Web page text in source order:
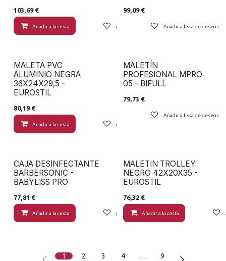
103,69€
Añadir a la cesta Añadir a lista de deseos
99,09€
Añadir a lista de deseos
MALETA PVC
ALUMINIO NEGRA
36X24X29,5 -
EUROSTIL
80,19€
Añadir a la cesta Añadir a lista de deseos
MALETÍN
PROFESIONAL MPRO
05 - BIFULL
79,73 €
Añadir a lista de deseos
CAJA DESINFECTANTE
BARBERSONIC -
BABYLISS PRO
77,81 €
Añadir a la cesta Añadir a lista de deseos
MALETIN TROLLEY
NEGRO 42X20X35 -
EUROSTIL
76,32€
Añadir a la cesta
1 2 3 4 … 9